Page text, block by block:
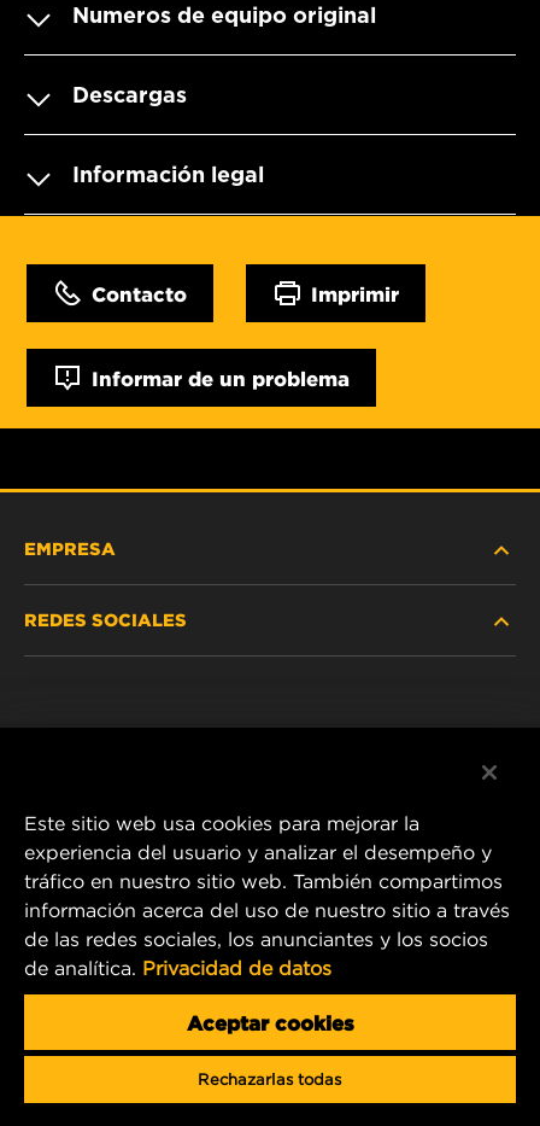
Numeros de equipo original
Descargas
Información legal
Contacto Imprimir
Informar de un problema
EMPRESA
REDES SOCIALES
1 Wix Way
P.O. Box 1967
Gastonia, NC 28054
Product & Customer Service Email:
info.mercosur@mann-hummel.com
Este sitio web usa cookies para mejorar la
experiencia del usuario y analizar el desempeño y
tráfico en nuestro sitio web. También compartimos
información acerca del uso de nuestro sitio a través
de las redes sociales, los anunciantes y los socios
de analítica. Privacidad de datos
Aceptar cookies
Rechazarlas todas